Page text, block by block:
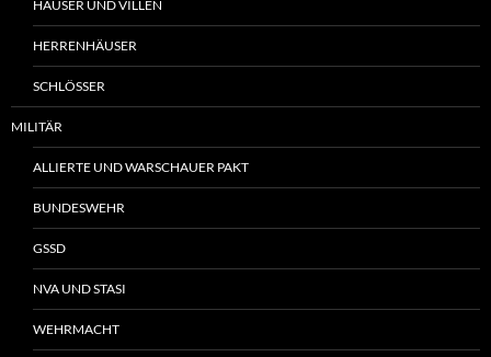
HÄUSER UND VILLEN
HERRENHÄUSER
SCHLÖSSER
MILITÄR
ALLIERTE UND WARSCHAUER PAKT
BUNDESWEHR
GSSD
NVA UND STASI
WEHRMACHT